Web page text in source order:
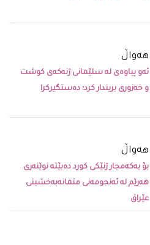
ھەواڵ
ئەو پیاوەی لە سلێمانی ژنەکەی کوشت
و خەزوری بریندار کرد؛ دەستگیرکرا
ھەواڵ
بۆ یەکەمجار ژنێکی کورد دەبێتە نوێنەری
هەرێم لە ئەنجومەنی متمانەبەخشینی
عێراق